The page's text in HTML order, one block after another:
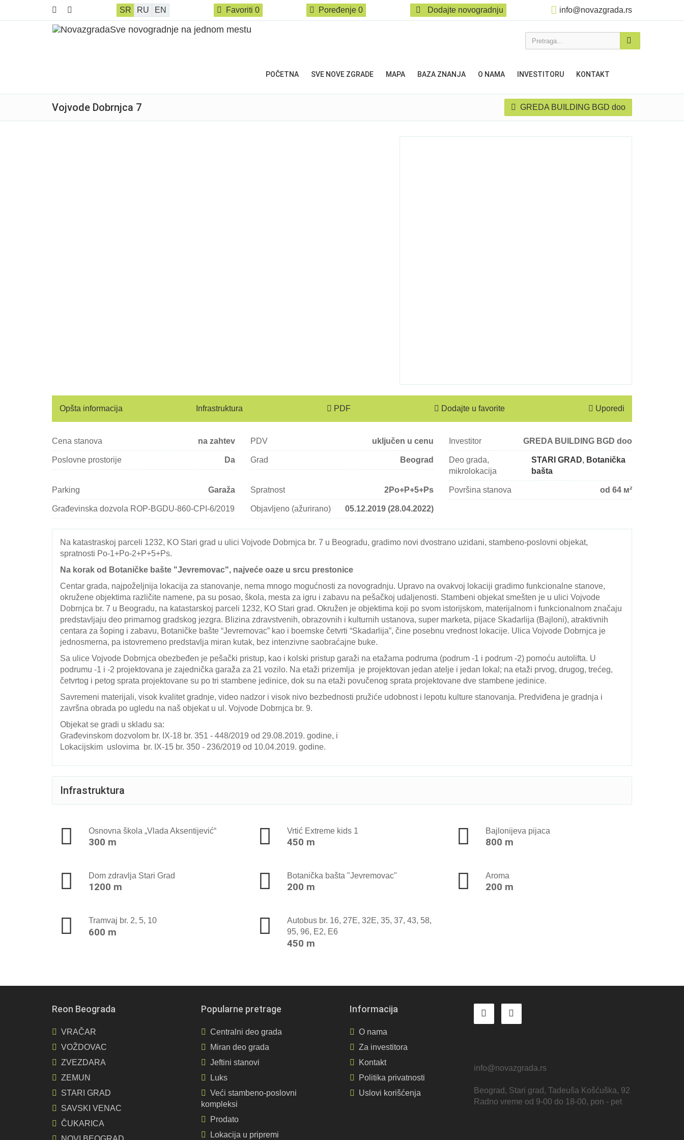
SR RU EN Favoriti 0 Poređenje0 Dodajte novogradnju info@novazgrada.rs
Pretraga...
POČETNA SVE NOVE ZGRADE MAPA BAZA ZNANJA O NAMA INVESTITORU KONTAKT
Vojvode Dobrnjca 7 GREDA BUILDING BGD doo
Opšta informacija Infrastruktura PDF Dodajte u favorite Uporedi
Cena stanova na zahtev PDV uključen u cenu Investitor GREDA BUILDING BGD doo
Poslovne prostorije Da Grad Beograd
Deo grada,
mikrolokacija
STARI GRAD, Botanička
bašta
Parking Garaža Spratnost 2Po+P+5+Ps Površina stanova od 64 м²
Građevinska dozvola ROP-BGDU-860-CPI-6/2019 Objavljeno (ažurirano) 05.12.2019 (28.04.2022)
Na katastraskoj parceli 1232, KO Stari grad u ulici Vojvode Dobrnjca br. 7 u Beogradu, gradimo novi dvostrano uzidani, stambeno-poslovni objekat,
spratnosti Po-1+Po-2+P+5+Ps.
Na korak od Botaničke bašte "Jevremovac", najveće oaze u srcu prestonice
Centar grada, najpoželjnija lokacija za stanovanje, nema mnogo mogućnosti za novogradnju. Upravo na ovakvoj lokaciji gradimo funkcionalne stanove,
okružene objektima različite namene, pa su posao, škola, mesta za igru i zabavu na pešačkoj udaljenosti. Stambeni objekat smešten je u ulici Vojvode
Dobrnjca br. 7 u Beogradu, na katastarskoj parceli 1232, KO Stari grad. Okružen je objektima koji po svom istorijskom, materijalnom i funkcionalnom značaju
predstavljaju deo primarnog gradskog jezgra. Blizina zdravstvenih, obrazovnih i kulturnih ustanova, super marketa, pijace Skadarlija (Bajloni), atraktivnih
centara za šoping i zabavu, Botaničke bašte “Jevremovac” kao i boemske četvrti “Skadarlija”, čine posebnu vrednost lokacije. Ulica Vojvode Dobrnjca je
jednosmerna, pa istovremeno predstavlja miran kutak, bez intenzivne saobraćajne buke.
Sa ulice Vojvode Dobrnjca obezbeđen je pešački pristup, kao i kolski pristup garaži na etažama podruma (podrum -1 i podrum -2) pomoću autolifta. U
podrumu -1 i -2 projektovana je zajednička garaža za 21 vozilo. Na etaži prizemlja je projektovan jedan atelje i jedan lokal; na etaži prvog, drugog, trećeg,
četvrtog i petog sprata projektovane su po tri stambene jedinice, dok su na etaži povučenog sprata projektovane dve stambene jedinice.
Savremeni materijali, visok kvalitet gradnje, video nadzor i visok nivo bezbednosti pružiće udobnost i lepotu kulture stanovanja. Predviđena je gradnja i
završna obrada po ugledu na naš objekat u ul. Vojvode Dobrnjca br. 9.
Objekat se gradi u skladu sa:
Građevinskom dozvolom br. IX-18 br. 351 - 448/2019 od 29.08.2019. godine, i
Lokacijskim uslovima br. IX-15 br. 350 - 236/2019 od 10.04.2019. godine.
Infrastruktura
Osnovna škola „Vlada Aksentijević“
300 m
Vrtić Extreme kids 1
450 m
Bajlonijeva pijaca
800 m
Dom zdravlja Stari Grad
1200 m
Botanička bašta "Jevremovac"
200 m
Aroma
200 m
Tramvaj br. 2, 5, 10
600 m
Autobus br. 16, 27E, 32E, 35, 37, 43, 58,
95, 96, E2, E6
450 m
Reon Beograda
VRAČAR
VOŽDOVAC
ZVEZDARA
ZEMUN
STARI GRAD
SAVSKI VENAC
ČUKARICA
Popularne pretrage
Centralni deo grada
Miran deo grada
Jeftini stanovi
Luks
Veći stambeno-poslovni
kompleksi
Prodato
Lokacija u pripremi
Informacija
O nama
Za investitora
Kontakt
Politika privatnosti
Uslovi korišćenja
info@novazgrada.rs
Beograd , Stari grad, Tadeuša Košćuška, 92
Radno vreme od 9-00 do 18-00, pon - pet